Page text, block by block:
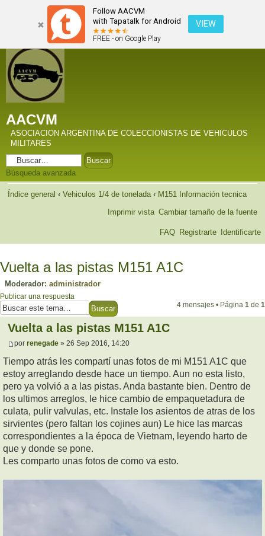
Follow AACVM
with Tapatalk for Android
FREE - on Google Play
VIEW
AACVM
ASOCIACION ARGENTINA DE COLECCIONISTAS DE VEHICULOS
MILITARES
Búsqueda avanzada
Índice general ‹ Vehiculos 1/4 de tonelada ‹ M151 Información tecnica
Cambiar tamaño de la fuente
Imprimir vista
FAQ Registrarte Identificarte
Vuelta a las pistas M151 A1C
Moderador: administrador
Publicar una respuesta
4 mensajes • Página 1 de 1
Vuelta a las pistas M151 A1C
por renegade » 26 Sep 2016, 14:20
Tiempo atrás les compartí unas fotos de mi M151 A1C que
estoy arreglando desde hace un tiempo. Aun no esta listo,
pero ya volvió a a las pistas. Anda bastante bien. Dentro de
los ultimos arreglos, le hice cambio de empaquetadura de
culata, pulir valvulas, etc. Instale los asientos de atras de los
sirvientes (pero faltan los cojines aun) Le hice las marcas
correspondientes a la época de Vietnam, leyendo harto de
que y donde se pone.
Les comparto unas fotos de como va esto.